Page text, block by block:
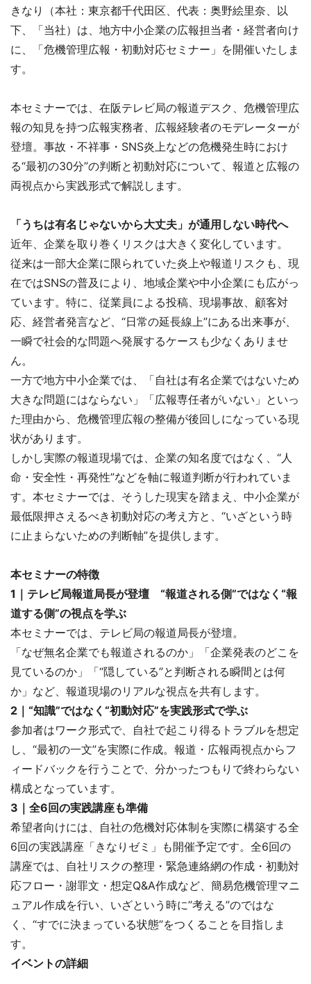
きなり（本社：東京都千代田区、代表：奥野絵里奈、以
下、「当社）は、地方中小企業の広報担当者・経営者向け
に、「危機管理広報・初動対応セミナー」を開催いたしま
す。
本セミナーでは、在阪テレビ局の報道デスク、危機管理広
報の知見を持つ広報実務者、広報経験者のモデレーターが
登壇。事故・不祥事・SNS炎上などの危機発生時におけ
る“最初の30分”の判断と初動対応について、報道と広報の
両視点から実践形式で解説します。
「うちは有名じゃないから大丈夫」が通用しない時代へ
近年、企業を取り巻くリスクは大きく変化しています。
従来は一部大企業に限られていた炎上や報道リスクも、現
在ではSNSの普及により、地域企業や中小企業にも広がっ
ています。特に、従業員による投稿、現場事故、顧客対
応、経営者発言など、“日常の延長線上”にある出来事が、
一瞬で社会的な問題へ発展するケースも少なくありませ
ん。
一方で地方中小企業では、「自社は有名企業ではないため
大きな問題にはならない」「広報専任者がいない」といっ
た理由から、危機管理広報の整備が後回しになっている現
状があります。
しかし実際の報道現場では、企業の知名度ではなく、“人
命・安全性・再発性”などを軸に報道判断が行われていま
す。本セミナーでは、そうした現実を踏まえ、中小企業が
最低限押さえるべき初動対応の考え方と、“いざという時
に止まらないための判断軸”を提供します。
本セミナーの特徴
1｜テレビ局報道局長が登壇 “報道される側”ではなく“報
道する側”の視点を学ぶ
本セミナーでは、テレビ局の報道局長が登壇。
「なぜ無名企業でも報道されるのか」「企業発表のどこを
見ているのか」「“隠している”と判断される瞬間とは何
か」など、報道現場のリアルな視点を共有します。
2｜“知識”ではなく“初動対応”を実践形式で学ぶ
参加者はワーク形式で、自社で起こり得るトラブルを想定
し、“最初の一文”を実際に作成。報道・広報両視点からフ
ィードバックを行うことで、分かったつもりで終わらない
構成となっています。
3｜全6回の実践講座も準備
希望者向けには、自社の危機対応体制を実際に構築する全
6回の実践講座「きなりゼミ」も開催予定です。全6回の
講座では、自社リスクの整理・緊急連絡網の作成・初動対
応フロー・謝罪文・想定Q&A作成など、簡易危機管理マニ
ュアル作成を行い、いざという時に”考える”のではな
く、“すでに決まっている状態”をつくることを目指しま
す。
イベントの詳細